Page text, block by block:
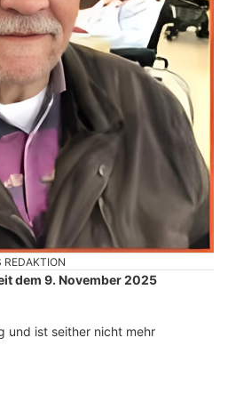
REDAKTION
dem 9. November 2025
und ist seither nicht mehr